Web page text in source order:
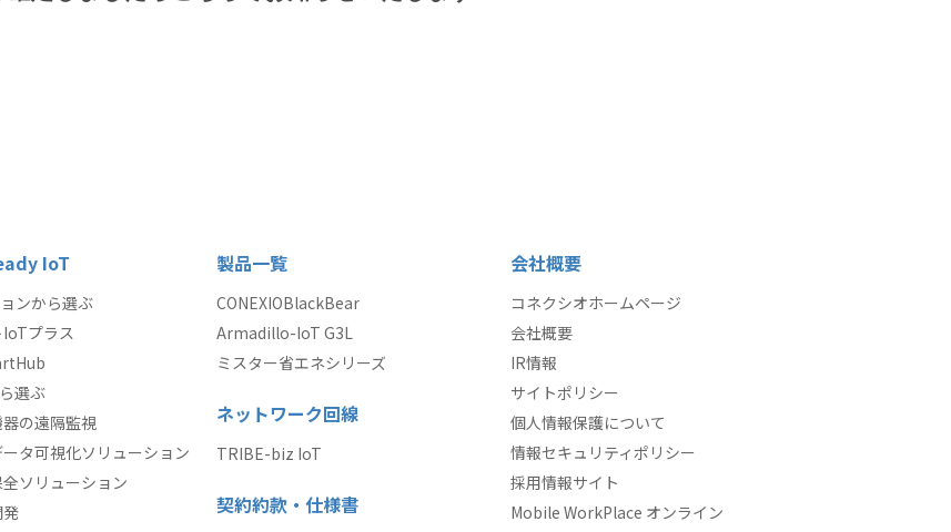
IoT
ンから選ぶ
プラス
選ぶ
の遠隔監視
タ可視化ソリューション
ソリューション
製品一覧
CONEXIOBlackBear
Armadillo-IoT G3L
ミスター省エネシリーズ
ネットワーク回線
TRIBE-biz IoT
契約約款・仕様書
会社概要
コネクシオホームページ
会社概要
IR情報
サイトポリシー
個人情報保護について
情報セキュリティポリシー
採用情報サイト
Mobile WorkPlace オンライン